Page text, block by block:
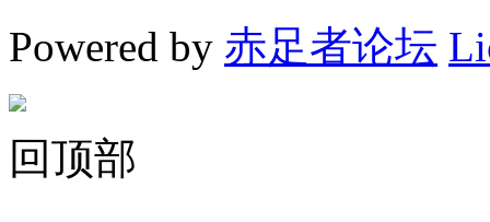
Powered by 赤足者论坛
回顶部